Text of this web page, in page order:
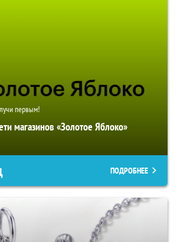
первым!
магазинов «Золотое Яблоко»
ПОДРОБНЕЕ